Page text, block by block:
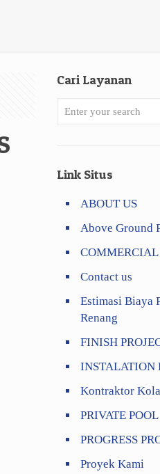
Cari Layanan
Link Situs
ABOUT US
Above Ground
COMMERCIAL
Contact us
Estimasi Biaya
Renang
FINISH
INSTALATION
Kontraktor
PRIVATE POOL
PROGRESS
Proyek Kami